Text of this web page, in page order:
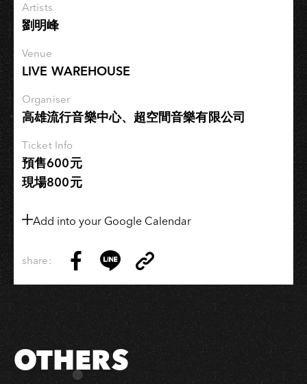
－
雄
場
Artists
劉明峰
Venue
LIVE WAREHOUSE
Organiser
高雄流行音樂中心、超空間音樂有限公司
Ticket Info
預售600元
現場800元
Add into your Google Calendar
share:
on
Facebook
on
LINE
Link
Copy
Link
OTHERS